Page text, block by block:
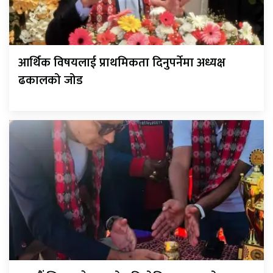
आर्थिक विषयलाई प्राथमिकता दिनुपर्नेमा अध्यक्ष
ढकालको जोड